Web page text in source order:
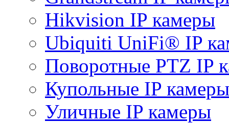
Hikvision IP камеры
Ubiquiti UniFi® IP
Поворотные PTZ IP
Купольные IP камеры
Уличные IP камеры